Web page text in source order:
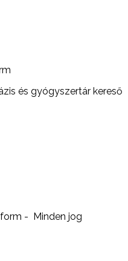
és gyógyszertár kereső
- Minden jog